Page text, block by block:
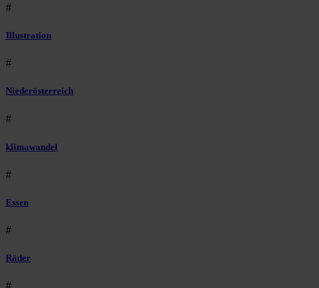
#
Illustration
#
Niederösterreich
#
klimawandel
#
Essen
#
Räder